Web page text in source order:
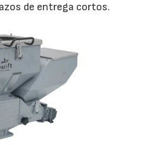
de entrega cortos.